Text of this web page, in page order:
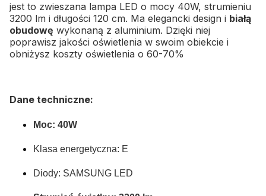
jest to zwieszana lampa LED o mocy 40W, strumieniu
3200 lm i długości 120 cm. Ma elegancki design i białą
obudowę wykonaną z aluminium. Dzięki niej
poprawisz jakości oświetlenia w swoim obiekcie i
obniżysz koszty oświetlenia o 60-70%
Dane techniczne:
Moc: 40W
Klasa energetyczna: E
Diody: SAMSUNG LED